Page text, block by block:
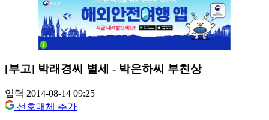
[부고] 박래경씨 별세 - 박은하씨 부친상
입력 2014-08-14 09:25
선호매체 추가